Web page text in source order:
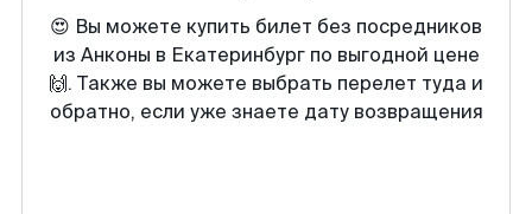
😍 Вы можете купить билет без посредников
из Анконы в Екатеринбург по выгодной цене
🙌. Также вы можете выбрать перелет туда и
обратно, если уже знаете дату возвращения